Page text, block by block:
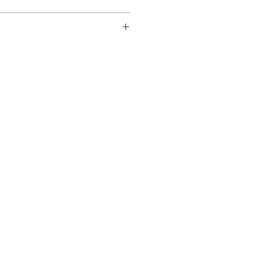
wir Ihnen helfen können, den
Sie direkt bei